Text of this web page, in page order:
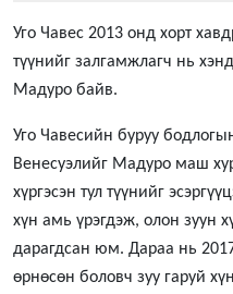
Уго Чавес 2013 онд хорт
түүнийг залгамжлагч нь
Мадуро байв.
Уго Чавесийн буруу
Венесуэлийг Мадуро маш
хүргэсэн тул түүнийг
хүн амь үрэгдэж, олон зуун
дарагдсан юм. Дараа нь
өрнөсөн боловч зуу гаруй